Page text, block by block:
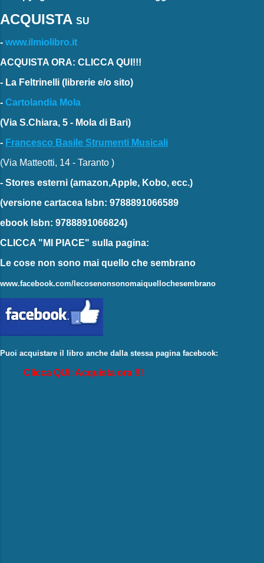
ACQUISTA SU
- www.ilmiolibro.it
ACQUISTA ORA: CLICCA QUI!!!
- La Feltrinelli (librerie e/o sito)
- Cartolandia Mola
(Via S.Chiara, 5 - Mola di Bari)
- Francesco Basile Strumenti Musicali
(Via Matteotti, 14 - Taranto )
- Stores esterni (amazon,Apple, Kobo, ecc.)
(versione cartacea Isbn: 9788891066589
ebook Isbn: 9788891066824)
CLICCA "MI PIACE" sulla pagina:
Le cose non sono mai quello che sembrano
www.facebook.com/lecosenonsonomaiquellochesembrano
Puoi acquistare il libro anche dalla stessa pagina facebook:
Clicca QUI: Acquista ora !!!